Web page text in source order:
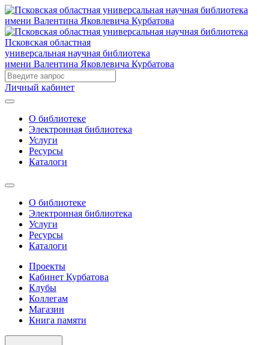
Псковская областная
универсальная научная библиотека
имени Валентина Яковлевича Курбатова
Личный кабинет
О библиотеке
Электронная библиотека
Услуги
Ресурсы
Каталоги
О библиотеке
Электронная библиотека
Услуги
Ресурсы
Каталоги
Проекты
Кабинет Курбатова
Клубы
Коллегам
Магазин
Книга памяти